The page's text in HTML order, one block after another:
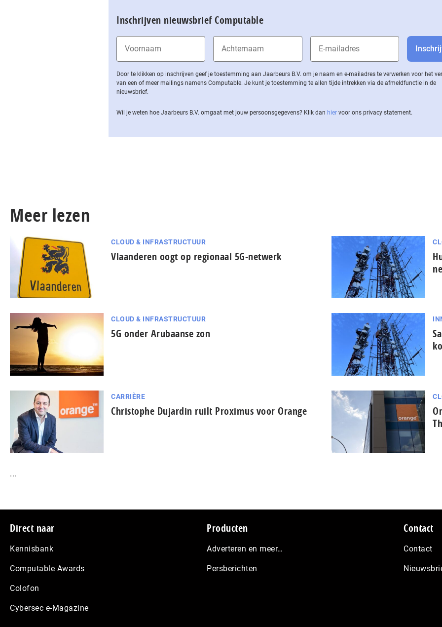
Inschrijven nieuwsbrief Computable
Door te klikken op inschrijven geef je toestemming aan Jaarbeurs B.V. om je naam en e-mailadres te verwerken voor het
van een of meer mailings namens Computable. Je kunt je toestemming te allen tijde intrekken via de af­meld­func­tie in de
nieuwsbrief.
Wil je weten hoe Jaarbeurs B.V. omgaat met jouw per­soons­ge­ge­vens? Klik dan hier voor ons privacy statement.
Meer lezen
CLOUD & INFRASTRUCTUUR
Vlaanderen oogt op regionaal 5G-netwerk
CLOUD & INFRASTRUCTUUR
5G onder Arubaanse zon
CARRIÈRE
Christophe Dujardin ruilt Proximus voor Orange
...
Footer
Direct naar
Kennisbank
Computable Awards
Colofon
Cybersec e-Magazine
Producten
Adverteren en meer…
Persberichten
Contact
Contact